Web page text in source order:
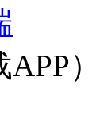
）